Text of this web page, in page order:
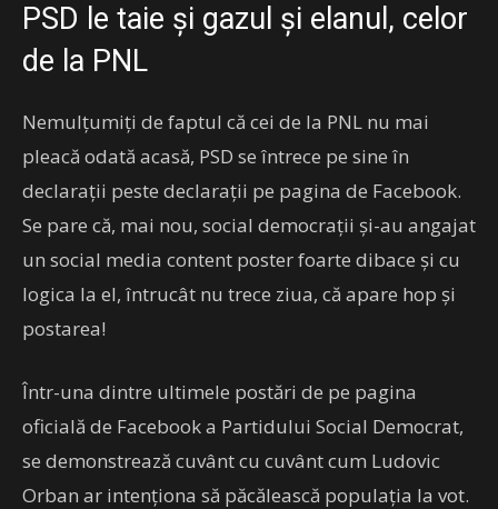
PSD le taie și gazul și elanul, celor
de la PNL
Nemulțumiți de faptul că cei de la PNL nu mai
pleacă odată acasă, PSD se întrece pe sine în
declarații peste declarații pe pagina de Facebook.
Se pare că, mai nou, social democrații și-au angajat
un social media content poster foarte dibace și cu
logica la el, întrucât nu trece ziua, că apare hop și
postarea!
Într-una dintre ultimele postări de pe pagina
oficială de Facebook a Partidului Social Democrat,
se demonstrează cuvânt cu cuvânt cum Ludovic
Orban ar intenționa să păcălească populația la vot.